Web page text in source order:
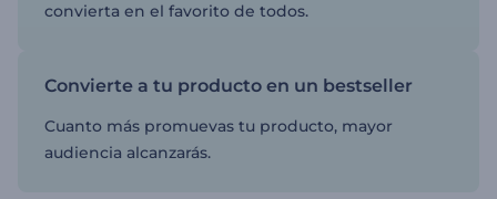
convierta en el favorito de todos.
Convierte a tu producto en un bestseller
Cuanto más promuevas tu producto, mayor
audiencia alcanzarás.